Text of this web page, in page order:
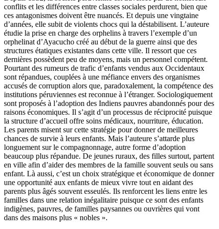
conflits et les différences entre classes sociales perdurent, bien que
ces antagonismes doivent être nuancés. Et depuis une vingtaine
d’années, elle subit de violents chocs qui la déstabilisent. L’auteure
étudie la prise en charge des orphelins à travers l’exemple d’un
orphelinat d’Ayacucho créé au début de la guerre ainsi que des
structures étatiques existantes dans cette ville. Il ressort que ces
dernières possèdent peu de moyens, mais un personnel compétent.
Pourtant des rumeurs de trafic d’enfants vendus aux Occidentaux
sont répandues, couplées à une méfiance envers des organismes
accusés de corruption alors que, paradoxalement, la compétence des
institutions péruviennes est reconnue à l’étranger. Sociologiquement
sont proposés à l’adoption des Indiens pauvres abandonnés pour des
raisons économiques. Il s’agit d’un processus de réciprocité puisque
la structure d’accueil offre soins médicaux, nourriture, éducation.
Les parents misent sur cette stratégie pour donner de meilleures
chances de survie à leurs enfants. Mais l’auteure s’attarde plus
longuement sur le compagnonnage, autre forme d’adoption
beaucoup plus répandue. De jeunes ruraux, des filles surtout, partent
en ville afin d’aider des membres de la famille souvent seuls ou sans
enfant. Là aussi, c’est un choix stratégique et économique de donner
une opportunité aux enfants de mieux vivre tout en aidant des
parents plus âgés souvent esseulés. Ils renforcent les liens entre les
familles dans une relation inégalitaire puisque ce sont des enfants
indigènes, pauvres, de familles paysannes ou ouvrières qui vont
dans des maisons plus « nobles ».